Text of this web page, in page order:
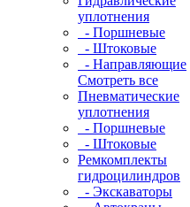
уплотнения
- Поршневые
- Штоковые
- Направляющие
Смотреть все
Пневматические
уплотнения
- Поршневые
- Штоковые
Ремкомплекты
гидроцилиндров
- Экскаваторы